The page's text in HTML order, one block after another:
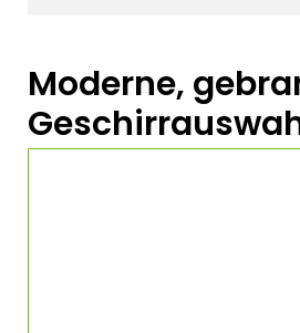
Moderne,